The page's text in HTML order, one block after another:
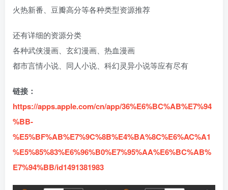
fongmi、
OK接口
接口
个月
v1.0.9电视盒
子破解版下
载，继续免费
白嫖直播和点
付费阅读 3 盒子应用 # 电视盒子
3年前 2
下载，啥频道
分类都有哦！
密码24680！
付费阅读
3年前 1
火热新番、豆瓣高分等各种类型资源推荐
还有详细的资源分类
各种武侠漫画、玄幻漫画、热血漫画
都市言情小说、同人小说、科幻灵异小说等应有尽有
链接：
https://apps.apple.com/cn/app/36%E6%BC%AB%E7%94
%BB-
%E5%BF%AB%E7%9C%8B%E4%BA%8C%E6%AC%A1
%E5%85%83%E6%96%B0%E7%95%AA%E6%BC%AB%
E7%94%BB/id1491381983